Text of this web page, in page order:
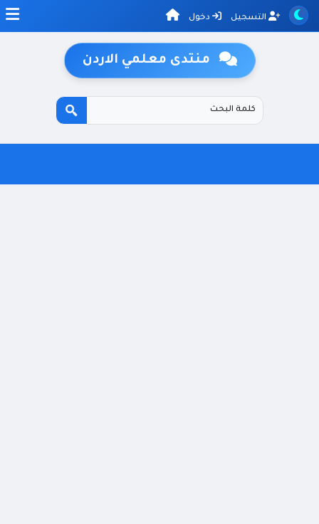
التسجيل دخول
منتدى معلمي الاردن